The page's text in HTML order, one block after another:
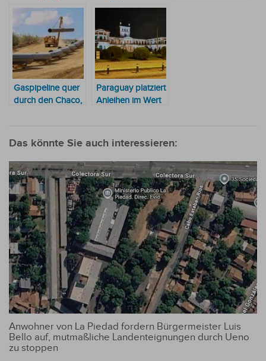
beträgt rund 35
Milliarden US-
Dollar
den Chaco für die
Route in der
Region
Gaspipeline quer
durch den Chaco,
Machbarkeitsstudie
Paraguay platziert
Anleihen im Wert
der Investment
Das könnte Sie auch interessieren:
Anwohner von La Piedad fordern Bürgermeister Luis
Bello auf, mutmaßliche Landenteignungen durch Ueno
zu stoppen